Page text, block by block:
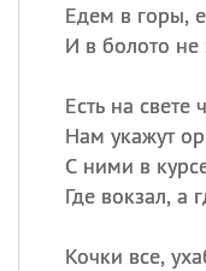
Едем в горы,
И в болото не
Есть на свете
Нам укажут
С ними в
Где вокзал, а
Кочки все,